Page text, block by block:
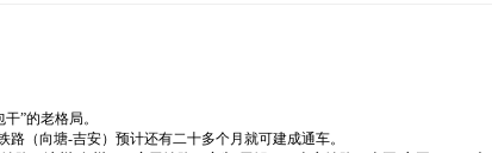
”的老格局。
（向塘-吉安）预计还有二十多个月就可建成通车。